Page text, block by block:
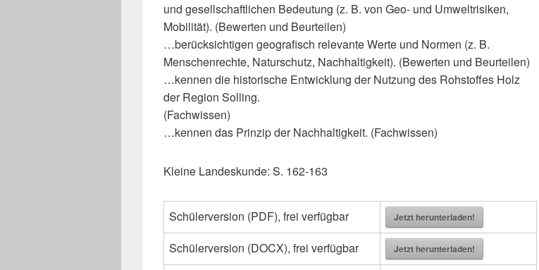
und gesellschaftlichen Bedeutung (z. B. von Geo- und Umweltrisiken,
Mobilität). (Bewerten und Beurteilen)
…berücksichtigen geografisch relevante Werte und Normen (z. B.
Menschenrechte, Naturschutz, Nachhaltigkeit). (Bewerten und Beurteilen)
…kennen die historische Entwicklung der Nutzung des Rohstoffes Holz
der Region Solling.
(Fachwissen)
…kennen das Prinzip der Nachhaltigkeit. (Fachwissen)
Kleine Landeskunde: S. 162-163
Schülerversion (PDF), frei verfügbar Jetzt herunterladen!
Schülerversion (DOCX), frei verfügbar Jetzt herunterladen!